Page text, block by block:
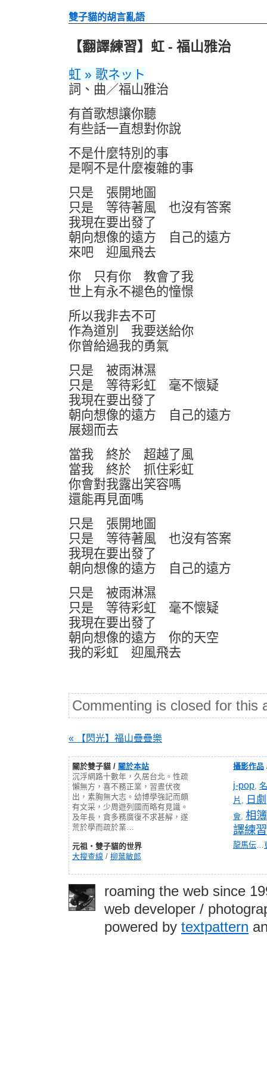
雙子貓的胡言亂語
【翻譯練習】虹 - 福山雅治
虹 » 歌ネット
詞、曲／福山雅治
有首歌想讓你聽
有些話一直想對你說
不是什麼特別的事
是啊不是什麼複雜的事
只是 張開地圖
只是 等待著風 也沒有答案
我現在要出發了
朝向想像的遠方 自己的遠方
來吧 迎風飛去
你 只有你 教會了我
世上有永不褪色的憧憬
所以我非去不可
作為道別 我要送給你
你曾給過我的勇氣
只是 被雨淋濕
只是 等待彩虹 毫不懷疑
我現在要出發了
朝向想像的遠方 自己的遠方
展翅而去
當我 終於 超越了風
當我 終於 抓住彩虹
你會對我露出笑容嗎
還能再見面嗎
只是 張開地圖
只是 等待著風 也沒有答案
我現在要出發了
朝向想像的遠方 自己的遠方
只是 被雨淋濕
只是 等待彩虹 毫不懷疑
我現在要出發了
朝向想像的遠方 你的天空
我的彩虹 迎風飛去
Commenting is closed for this
« 【閃光】福山疊疊樂
關於雙子貓 / 關於本站
沉浮網路十數年，久居台北。性疏
懶無方，喜不務正業，習晝伏夜
出，素胸無大志。幼博學強記而頗
有文采，少周遊列國而略有見識。
及年長，貪多務廣復不求甚解，遂
荒於學而疏於業…
元祖‧雙子貓的世界
大搜查線 / 柳葉敏郎
攝影作品
j-pop,
片 , 日劇
會, 相簿
譯練習
龍馬伝…
roaming the web since
web developer /
powered by textpattern